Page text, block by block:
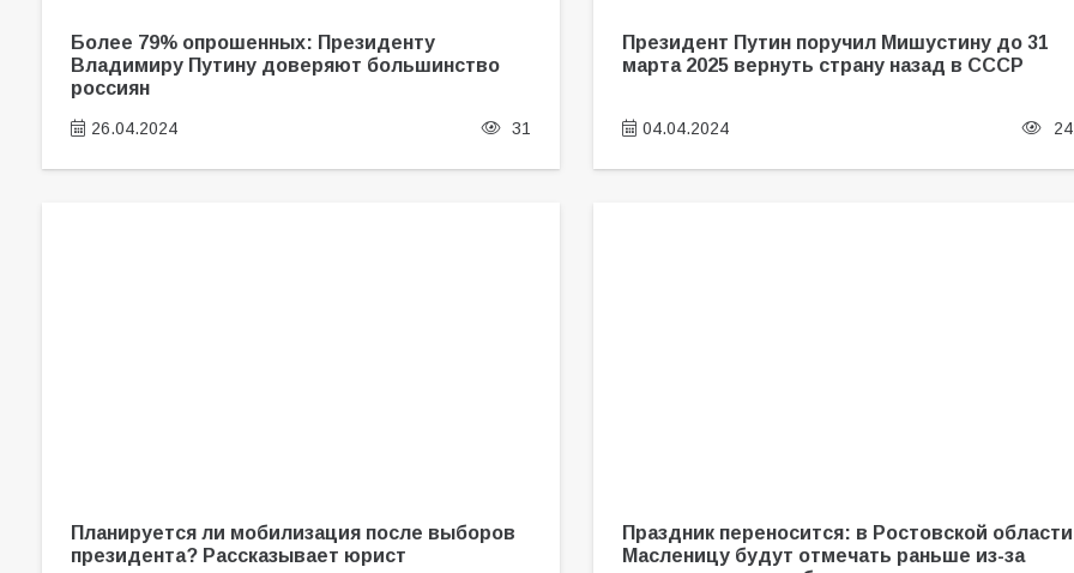
Более 79% опрошенных: Президенту
Владимиру Путину доверяют большинство
россиян
26.04.2024 31
Президент Путин поручил Мишустину до 31
марта 2025 вернуть страну назад в СССР
04.04.2024
Планируется ли мобилизация после выборов
президента? Рассказывает юрист
Праздник переносится: в Ростовской области
Масленицу будут отмечать раньше из-за